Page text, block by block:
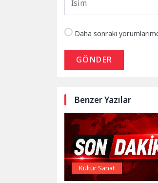
Daha sonraki
GÖNDER
Benzer Yazılar
Kültür Sanat